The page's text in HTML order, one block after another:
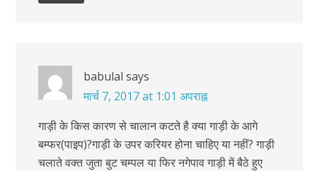
babulal says
मार्च 7, 2017 at 1:01 अपराह्न
गाड़ी के किस कारण से चालान कटते है क्या गाड़ी के आगे
बम्फर(पाइप)?गाड़ी के उपर करियर होना चाहिए या नहीं? गाड़ी
चलाते वक्त जुता बुट चम्पल या फिर नगेपाव गाड़ी में बैठे हुए